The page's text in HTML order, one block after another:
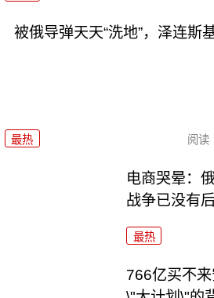
被俄导弹天天“洗地”，泽连斯
最热 阅读
电商哭晕：
战争已没有
最热
766亿买不